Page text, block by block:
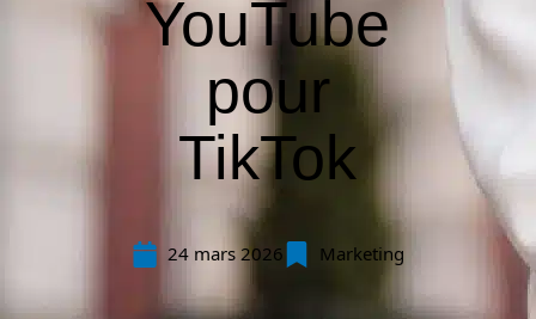
YouTube
pour
TikTok
24 mars 2026 Marketing